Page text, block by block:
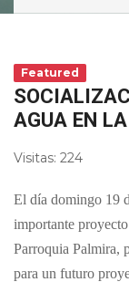
Featured
AGUA EN
Visitas: 224
El día domingo 19
importante
Parroquia Palmira,
para un futuro